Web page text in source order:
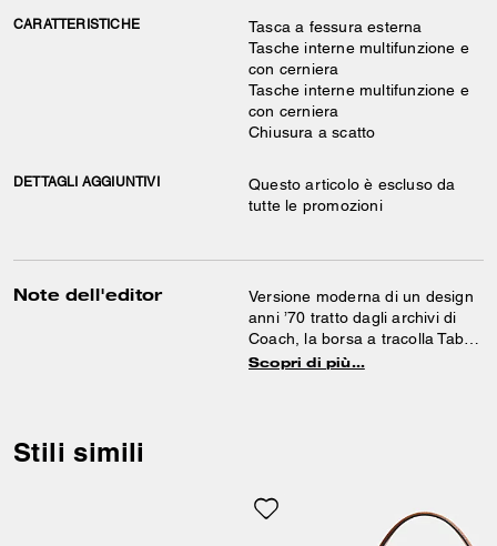
CARATTERISTICHE
Tasca a fessura esterna
Tasche interne multifunzione e
con cerniera
Tasche interne multifunzione e
con cerniera
Chiusura a scatto
DETTAGLI AGGIUNTIVI
Questo articolo è escluso da
tutte le promozioni
Note dell'editor
Versione moderna di un design
anni ’70 tratto dagli archivi di
Coach, la borsa a tracolla Tabby
è un modello strutturato,
lunga a bandoliera. La borsa è
rifinita con il nostro inserto
Scopri di più…
Stili simili